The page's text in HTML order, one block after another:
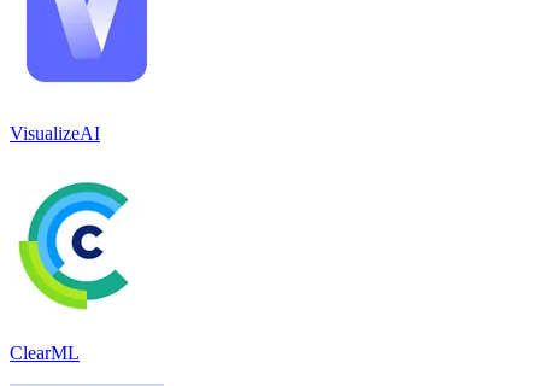
VisualizeAI
ClearML